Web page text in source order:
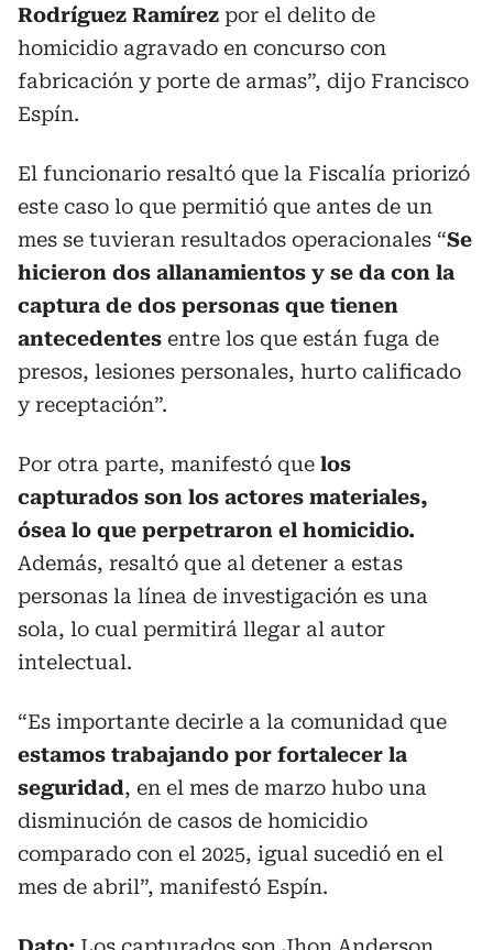
Rodríguez Ramírez por el delito de
homicidio agravado en concurso con
fabricación y porte de armas”, dijo Francisco
Espín.
El funcionario resaltó que la Fiscalía priorizó
este caso lo que permitió que antes de un
mes se tuvieran resultados operacionales “Se
hicieron dos allanamientos y se da con la
captura de dos personas que tienen
antecedentes entre los que están fuga de
presos, lesiones personales, hurto calificado
y receptación”.
Por otra parte, manifestó que los
capturados son los actores materiales,
ósea lo que perpetraron el homicidio.
Además, resaltó que al detener a estas
personas la línea de investigación es una
sola, lo cual permitirá llegar al autor
intelectual.
“Es importante decirle a la comunidad que
estamos trabajando por fortalecer la
seguridad, en el mes de marzo hubo una
disminución de casos de homicidio
comparado con el 2025, igual sucedió en el
mes de abril”, manifestó Espín.